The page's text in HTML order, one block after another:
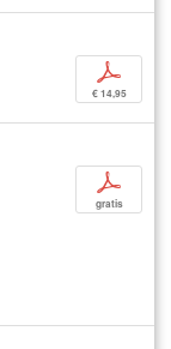
p
€ 14,95
p
gratis